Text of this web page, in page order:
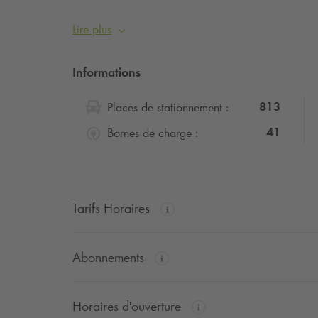
magasins parisiens, ce parking sécurisé vous
Profitez d’un stationnement pratique pour vos
Lire plus
Informations
Places de stationnement :
813
Bornes de charge :
41
Tarifs Horaires
Abonnements
Horaires d'ouverture